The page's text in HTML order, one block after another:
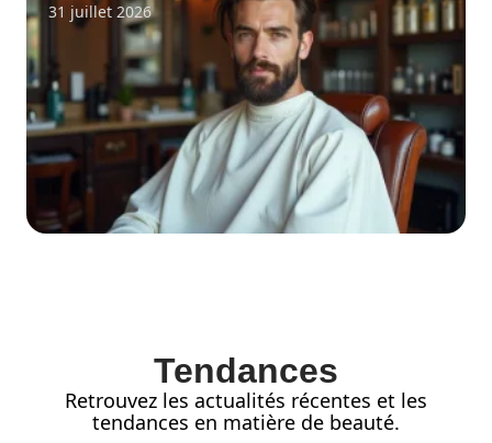
31 juillet 2026
Tendances
Retrouvez les actualités récentes et les
tendances en matière de beauté.